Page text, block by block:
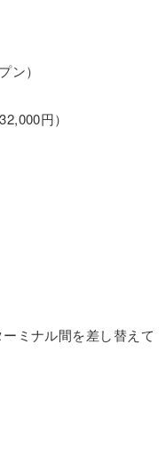
ン）
円）
ミナル間を差し替えて